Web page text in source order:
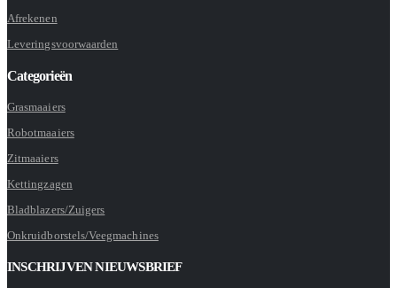
Afrekenen
Leveringsvoorwaarden
Categorieën
Grasmaaiers
Robotmaaiers
Zitmaaiers
Kettingzagen
Bladblazers/Zuigers
Onkruidborstels/Veegmachines
INSCHRIJVEN NIEUWSBRIEF